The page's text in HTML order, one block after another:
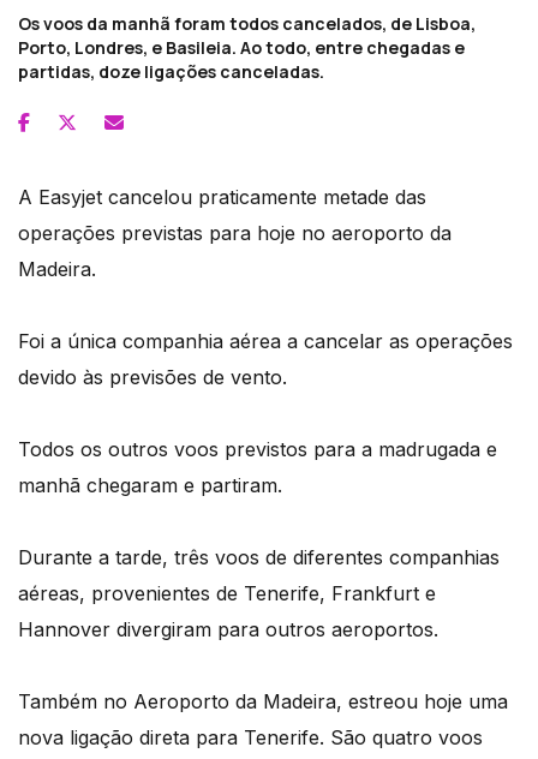
Os voos da manhã foram todos cancelados, de Lisboa,
Porto, Londres, e Basileia. Ao todo, entre chegadas e
partidas, doze ligações canceladas.
A Easyjet cancelou praticamente metade das
operações previstas para hoje no aeroporto da
Madeira.
Foi a única companhia aérea a cancelar as operações
devido às previsões de vento.
Todos os outros voos previstos para a madrugada e
manhã chegaram e partiram.
Durante a tarde, três voos de diferentes companhias
aéreas, provenientes de Tenerife, Frankfurt e
Hannover divergiram para outros aeroportos.
Também no Aeroporto da Madeira, estreou hoje uma
nova ligação direta para Tenerife. São quatro voos